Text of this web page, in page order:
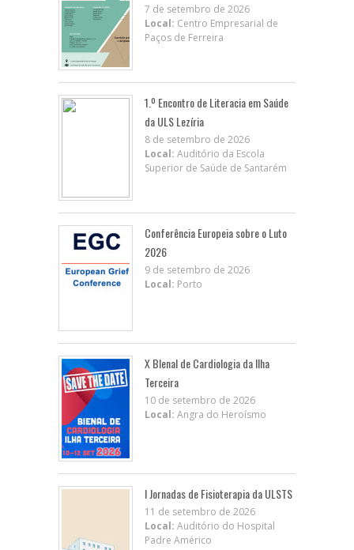
7 de setembro de 2026
Local: Centro Empresarial de
Paços de Ferreira
1.º Encontro de Literacia em Saúde
da ULS Lezíria
8 de setembro de 2026
Local: Auditório da Escola
Superior de Saúde de Santarém
Conferência Europeia sobre o Luto
2026
9 de setembro de 2026
Local: Porto
X BIenal de Cardiologia da Ilha
Terceira
10 de setembro de 2026
Local: Angra do Heroísmo
I Jornadas de Fisioterapia da ULSTS
11 de setembro de 2026
Local: Auditório do Hospital
Padre Américo